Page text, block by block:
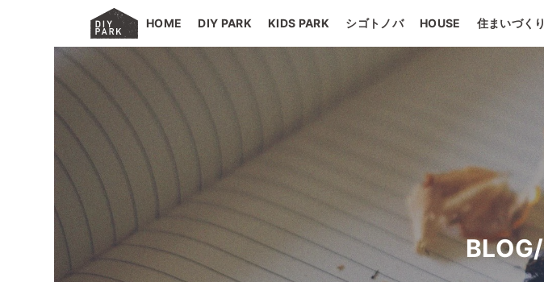
HOME DIY PARK KIDS PARK シゴトノバ HOUSE 住まいづく